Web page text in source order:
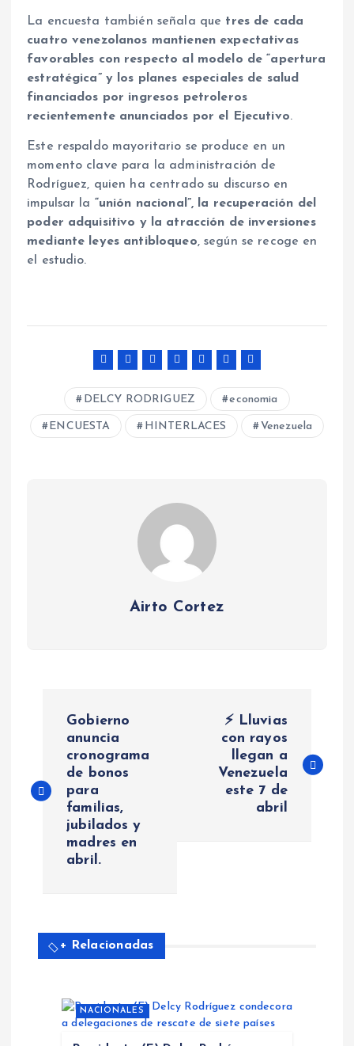
La encuesta también señala que tres de cada
cuatro venezolanos mantienen expectativas
favorables con respecto al modelo de “apertura
estratégica” y los planes especiales de salud
financiados por ingresos petroleros
recientemente anunciados por el Ejecutivo.
Este respaldo mayoritario se produce en un
momento clave para la administración de
Rodríguez, quien ha centrado su discurso en
impulsar la “unión nacional”, la recuperación del
poder adquisitivo y la atracción de inversiones
mediante leyes antibloqueo, según se recoge en
el estudio.
DELCY RODRIGUEZ economia
ENCUESTA HINTERLACES Venezuela
Airto Cortez
v
c
Gobierno
anuncia
cronograma
de bonos
para
familias,
jubilados y
madres en
abril.
⚡ Lluvias
con rayos
llegan a
Venezuela
este 7 de
abril
+ Relacionadas
NACIONALES